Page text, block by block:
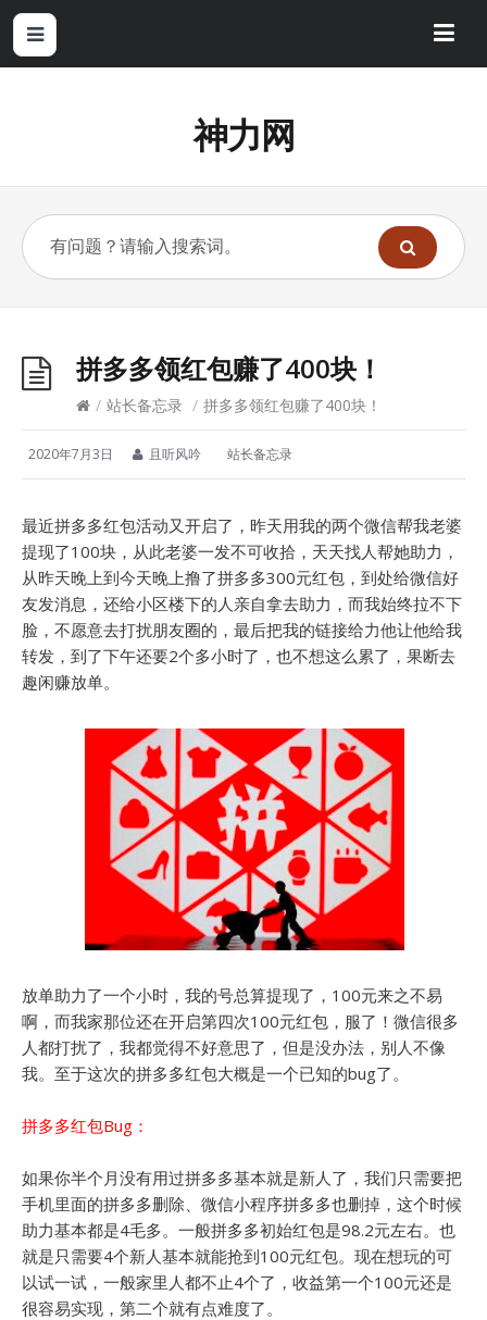
神力网
拼多多领红包赚了400块！
/ 站长备忘录 / 拼多多领红包赚了400块！
2020年7月3日 且听风吟 站长备忘录
最近拼多多红包活动又开启了，昨天用我的两个微信帮我老婆
提现了100块，从此老婆一发不可收拾，天天找人帮她助力，
从昨天晚上到今天晚上撸了拼多多300元红包，到处给微信好
友发消息，还给小区楼下的人亲自拿去助力，而我始终拉不下
脸，不愿意去打扰朋友圈的，最后把我的链接给力他让他给我
转发，到了下午还要2个多小时了，也不想这么累了，果断去
趣闲赚放单。
放单助力了一个小时，我的号总算提现了，100元来之不易
啊，而我家那位还在开启第四次100元红包，服了！微信很多
人都打扰了，我都觉得不好意思了，但是没办法，别人不像
我。至于这次的拼多多红包大概是一个已知的bug了。
拼多多红包Bug：
如果你半个月没有用过拼多多基本就是新人了，我们只需要把
手机里面的拼多多删除、微信小程序拼多多也删掉，这个时候
助力基本都是4毛多。一般拼多多初始红包是98.2元左右。也
就是只需要4个新人基本就能抢到100元红包。现在想玩的可
以试一试，一般家里人都不止4个了，收益第一个100元还是
很容易实现，第二个就有点难度了。